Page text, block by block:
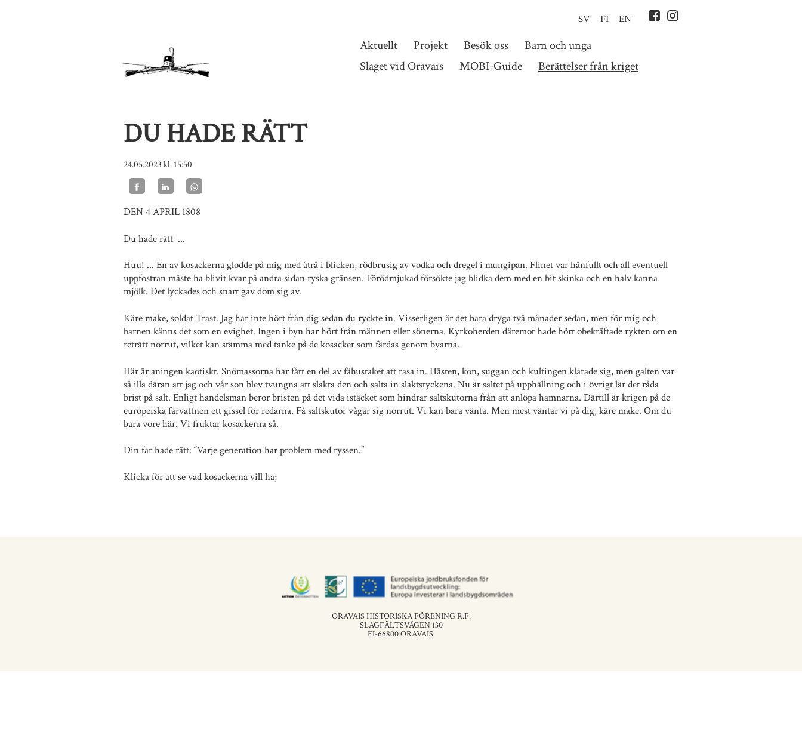
SV FI EN
Aktuellt Projekt Besök oss
Barn och unga
Slaget vid Oravais
MOBI-Guide Berättelser från kriget
DU HADE RÄTT
24.05.2023 kl. 15:50
DEN 4 APRIL 1808
Du hade rätt ...
Huu! ... En av kosackerna glodde på mig med åtrå i blicken, rödbrusig av vodka och dregel i mungipan. Flinet var hånfullt och all eventuell
uppfostran måste ha blivit kvar på andra sidan ryska gränsen. Förödmjukad försökte jag blidka dem med en bit skinka och en halv kanna
mjölk. Det lyckades och snart gav dom sig av.
Käre make, soldat Trast. Jag har inte hört från dig sedan du ryckte in. Visserligen är det bara dryga två månader sedan, men för mig och
barnen känns det som en evighet. Ingen i byn har hört från männen eller sönerna. Kyrkoherden däremot hade hört obekräftade rykten om en
reträtt norrut, vilket kan stämma med tanke på de kosacker som färdas genom byarna.
Här är aningen kaotiskt. Snömassorna har fått en del av fähustaket att rasa in. Hästen, kon, suggan och kultingen klarade sig, men galten var
så illa däran att jag och vår son blev tvungna att slakta den och salta in slaktstyckena. Nu är saltet på upphällning och i övrigt lär det råda
brist på salt. Enligt handelsman beror bristen på det vida istäcket som hindrar saltskutorna från att anlöpa hamnarna. Därtill är krigen på de
europeiska farvattnen ett gissel för redarna. Få saltskutor vågar sig norrut. Vi kan bara vänta. Men mest väntar vi på dig, käre make. Om du
bara vore här. Vi fruktar kosackerna så.
Din far hade rätt: “Varje generation har problem med ryssen.”
Klicka för att se vad kosackerna vill ha;
ORAVAIS HISTORISKA FÖRENING R.F.
SLAGFÄLTSVÄGEN 130
FI-66800 ORAVAIS